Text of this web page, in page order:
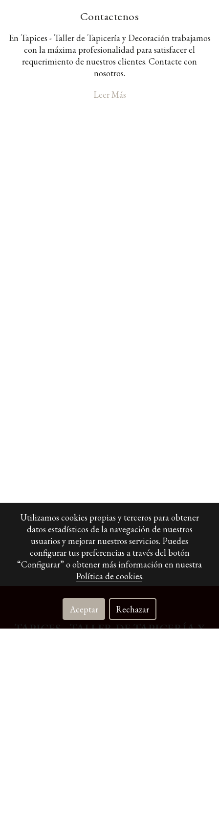
Contactenos
En Tapices - Taller de Tapicería y Decoración trabajamos
con la máxima profesionalidad para satisfacer el
requerimiento de nuestros clientes. Contacte con
nosotros.
Leer Más
TAPICES - TALLER DE TAPICERÍA Y
Utilizamos cookies propias y terceros para obtener
datos estadísticos de la navegación de nuestros
usuarios y mejorar nuestros servicios. Puedes
configurar tus preferencias a través del botón
“Configurar” o obtener más información en nuestra
Política de cookies.
Aceptar Rechazar